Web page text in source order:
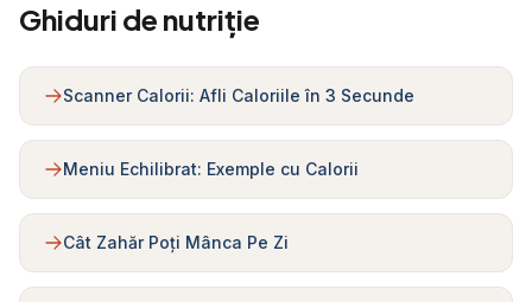
Ghiduri de nutriție
Scanner Calorii: Afli Caloriile în 3 Secunde
Meniu Echilibrat: Exemple cu Calorii
Cât Zahăr Poți Mânca Pe Zi